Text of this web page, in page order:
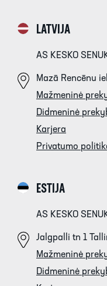
LATVIJA
AS KESKO
Mazā Rencēnu
Mažmeninė
Didmeninė
Karjera
Privatumo
ESTIJA
AS KESKO
Jalgpalli tn 1
Mažmeninė
Didmeninė